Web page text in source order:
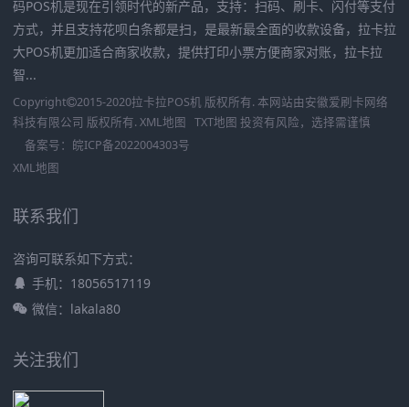
码POS机是现在引领时代的新产品，支持：扫码、刷卡、闪付等支付
方式，并且支持花呗白条都是扫，是最新最全面的收款设备，拉卡拉
大POS机更加适合商家收款，提供打印小票方便商家对账，拉卡拉
智...
Copyright 2015-2020拉卡拉POS机 版权所有. 本网站由安徽爱刷卡网络
科技有限公司 版权所有. XML地图 TXT地图 投资有风险，选择需谨慎
备案号： 皖ICP备2022004303号
XML地图
联系我们
咨询可联系如下方式：
手机：18056517119
微信：lakala80
关注我们